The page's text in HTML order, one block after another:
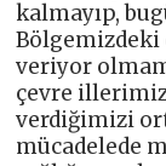
kalmayıp,
Bölgemizdeki
veriyor
çevre
verdiğimizi
mücadelede